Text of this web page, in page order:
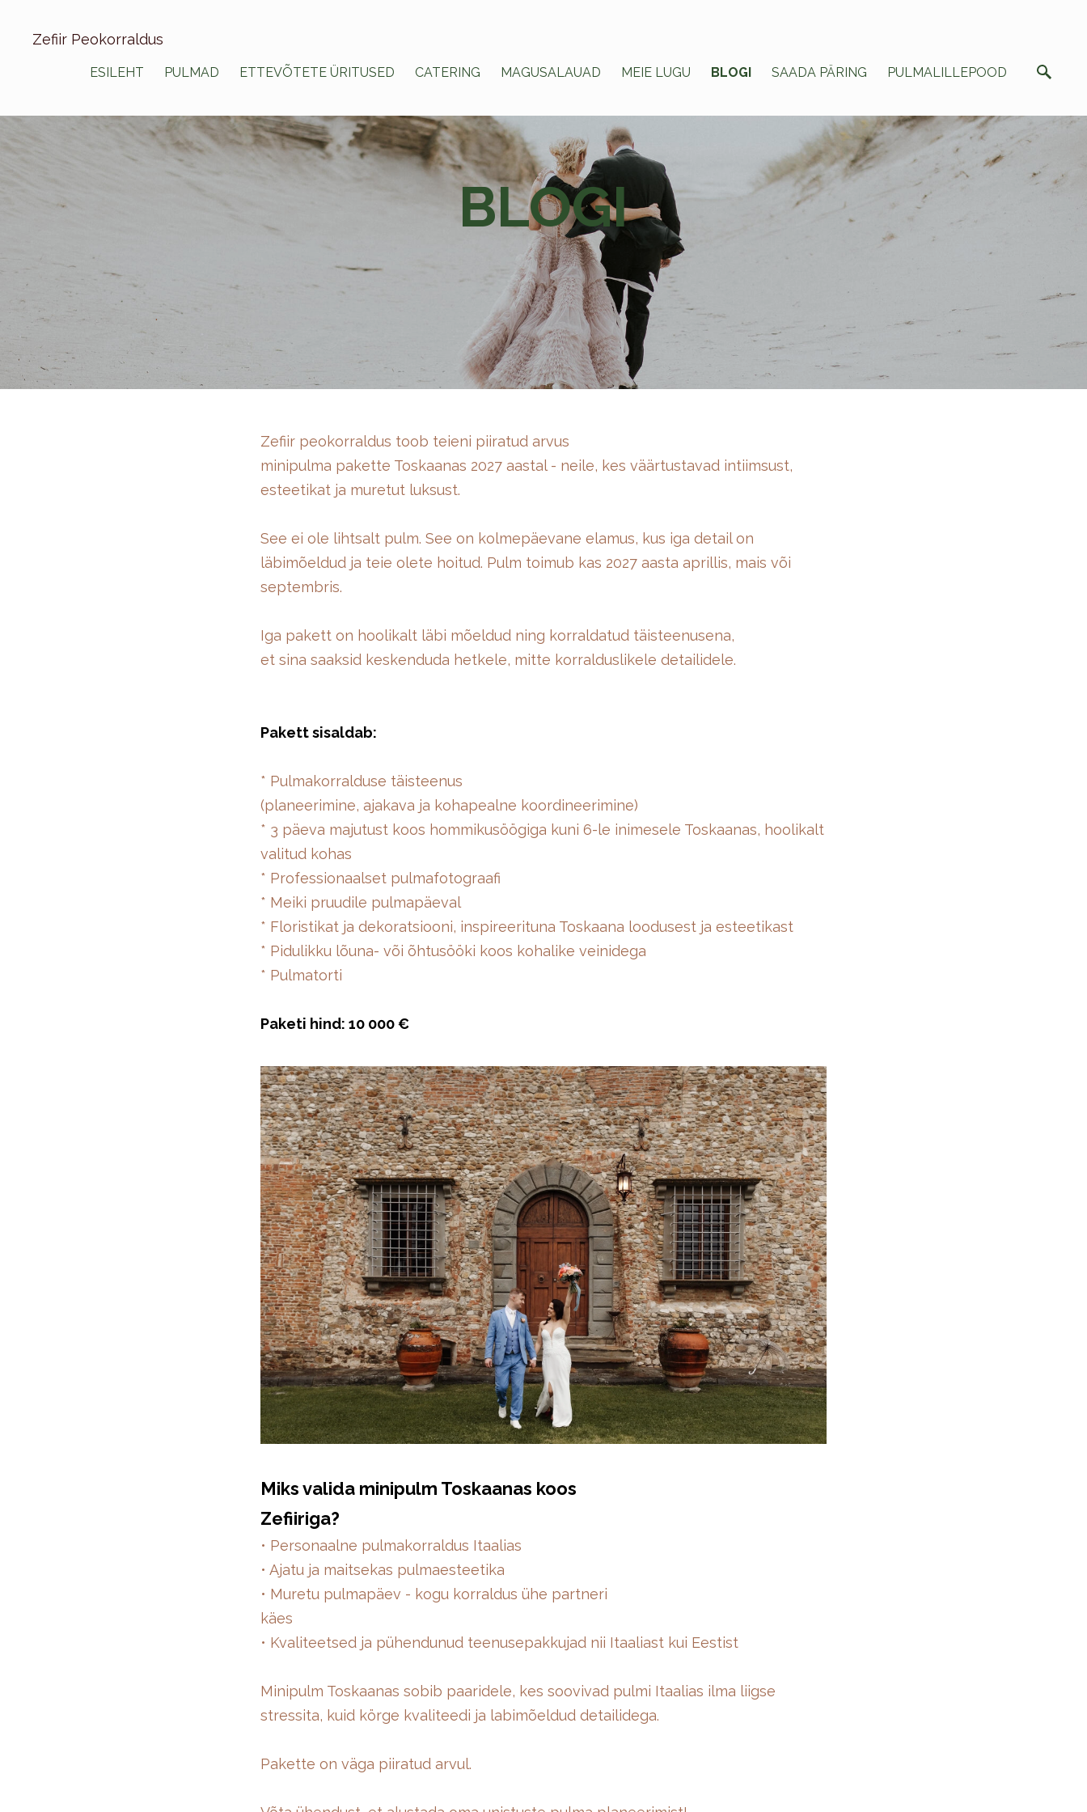
Zefiir Peokorraldus
ESILEHT PULMAD ETTEVÕTETE ÜRITUSED CATERING MAGUSALAUAD MEIE LUGU BLOGI SAADA PÄRING PULMALILLEPOOD
BLOGI
.
Zefiir peokorraldus toob teieni piiratud arvus
minipulma pakette Toskaanas 2027 aastal - neile, kes väärtustavad intiimsust,
esteetikat ja muretut luksust.
See ei ole lihtsalt pulm. See on kolmepäevane elamus, kus iga detail on
läbimõeldud ja teie olete hoitud. Pulm toimub kas 2027 aasta aprillis, mais või
septembris.
Iga pakett on hoolikalt läbi mõeldud ning korraldatud täisteenusena,
et sina saaksid keskenduda hetkele, mitte korralduslikele detailidele.
Pakett sisaldab:
* Pulmakorralduse täisteenus
(planeerimine, ajakava ja kohapealne koordineerimine)
* 3 päeva majutust koos hommikusöögiga kuni 6-le inimesele Toskaanas, hoolikalt
valitud kohas
* Professionaalset pulmafotograafi
* Meiki pruudile pulmapäeval
* Floristikat ja dekoratsiooni, inspireerituna Toskaana loodusest ja esteetikast
* Pidulikku lõuna- või õhtusööki koos kohalike veinidega
* Pulmatorti
Paketi hind: 10 000 €
Miks valida minipulm Toskaanas koos
Zefiiriga?
• Personaalne pulmakorraldus Itaalias
• Ajatu ja maitsekas pulmaesteetika
• Muretu pulmapäev - kogu korraldus ühe partneri
käes
• Kvaliteetsed ja pühendunud teenusepakkujad nii Itaaliast kui Eestist
Minipulm Toskaanas sobib paaridele, kes soovivad pulmi Itaalias ilma liigse
stressita, kuid körge kvaliteedi ja labimõeldud detailidega.
Pakette on väga piiratud arvul.